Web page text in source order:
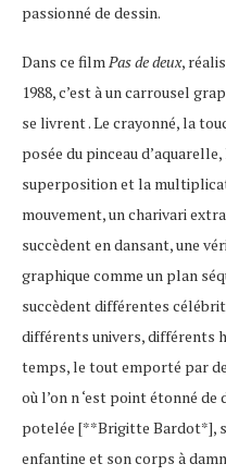
passionné de dessin.
Dans ce film Pas de deux,
1988, c’est à un carrousel
se livrent . Le crayonné, la
posée du pinceau
superposition et la
mouvement, un charivari
succèdent en dansant, une
graphique comme un plan
succèdent différentes
différents univers, différents
temps, le tout emporté par
où l’on n ‘est point étonné
potelée [**Brigitte Bardot*],
enfantine et son corps à